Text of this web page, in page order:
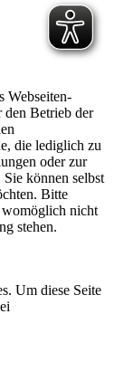
Webseiten-
den Betrieb der
die lediglich zu
oder zur
können selbst
Bitte
womöglich nicht
stehen.
Um diese Seite